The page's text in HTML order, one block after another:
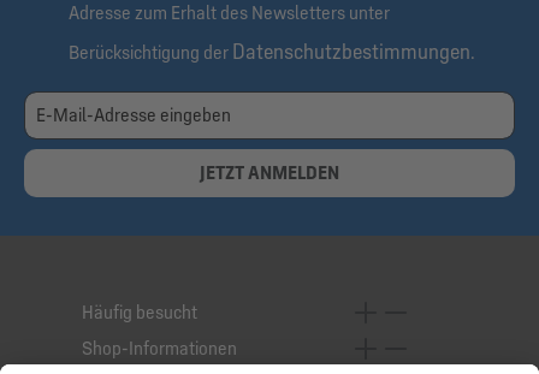
Adresse zum Erhalt des Newsletters unter
Berücksichtigung der Datenschutzbestimmungen.
JETZT ANMELDEN
Häufig besucht
Shop-Informationen